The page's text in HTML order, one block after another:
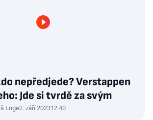
nepředjede? Verstappen
Jde si tvrdě za svým
Enge2. září 202312:40